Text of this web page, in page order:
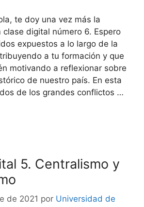
te doy una vez más la
clase digital número 6. Espero
expuestos a lo largo de la
a tu formación y que
motivando a reflexionar sobre
de nuestro país. En esta
de los grandes conflictos …
5. Centralismo y
de 2021 por Universidad de